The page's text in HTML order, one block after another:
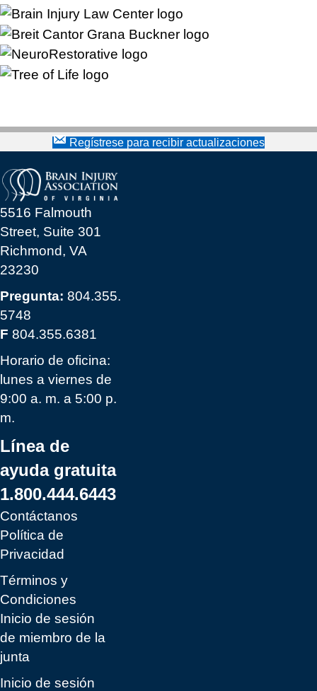
Regístrese para recibir actualizaciones
5516 Falmouth
Street, Suite 301
Richmond, VA
23230
Pregunta: 804.355.
5748
F 804.355.6381
Horario de oficina:
lunes a viernes de
9:00 a. m. a 5:00 p.
m.
Línea de
ayuda gratuita
1.800.444.6443
Contáctanos
Política de
Privacidad
Términos y
Condiciones
Inicio de sesión
de miembro de la
junta
Inicio de sesión